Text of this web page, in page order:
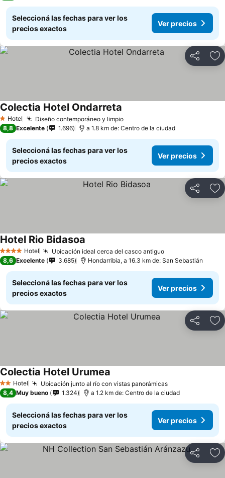
Seleccioná las fechas para ver los
precios exactos
Ver precios
Compartir
1 Estrellas
Hotel Diseño contemporáneo y limpio
Colectia Hotel Ondarreta
8,8 Excelente 1.696 a 1.8 km de: Centro de la ciudad
Seleccioná las fechas para ver los
precios exactos
Ver precios
Compartir
4 EstrellasHotel Ubicación ideal cerca del casco antiguo
Hotel Rio Bidasoa
8,6 Excelente 3.685 Hondarribia, a 16.3 km de: San Sebastián
Seleccioná las fechas para ver los
precios exactos
Ver precios
Compartir
2 Estrellas
Hotel Ubicación junto al río con vistas panorámicas
Colectia Hotel Urumea
8,4 Muy bueno 1.324 a 1.2 km de: Centro de la ciudad
Seleccioná las fechas para ver los
precios exactos
Ver precios
Compartir